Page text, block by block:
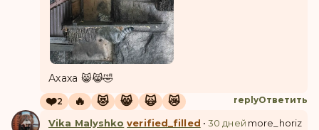
Ахаха 😸😹🤣
❤️2 🔥 😻 😸 🙀 😿 replyОтветить
Vika Malyshko verified_filled •30 дней more_horiz